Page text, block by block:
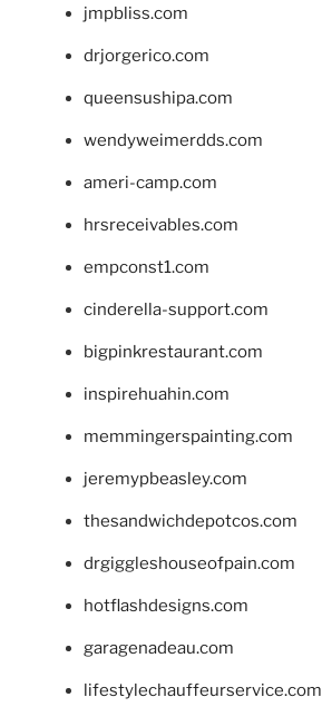
jmpbliss.com
drjorgerico.com
queensushipa.com
wendyweimerdds.com
ameri-camp.com
hrsreceivables.com
empconst1.com
cinderella-support.com
bigpinkrestaurant.com
inspirehuahin.com
memmingerspainting.com
jeremypbeasley.com
thesandwichdepotcos.com
drgiggleshouseofpain.com
hotflashdesigns.com
garagenadeau.com
lifestylechauffeurservice.com